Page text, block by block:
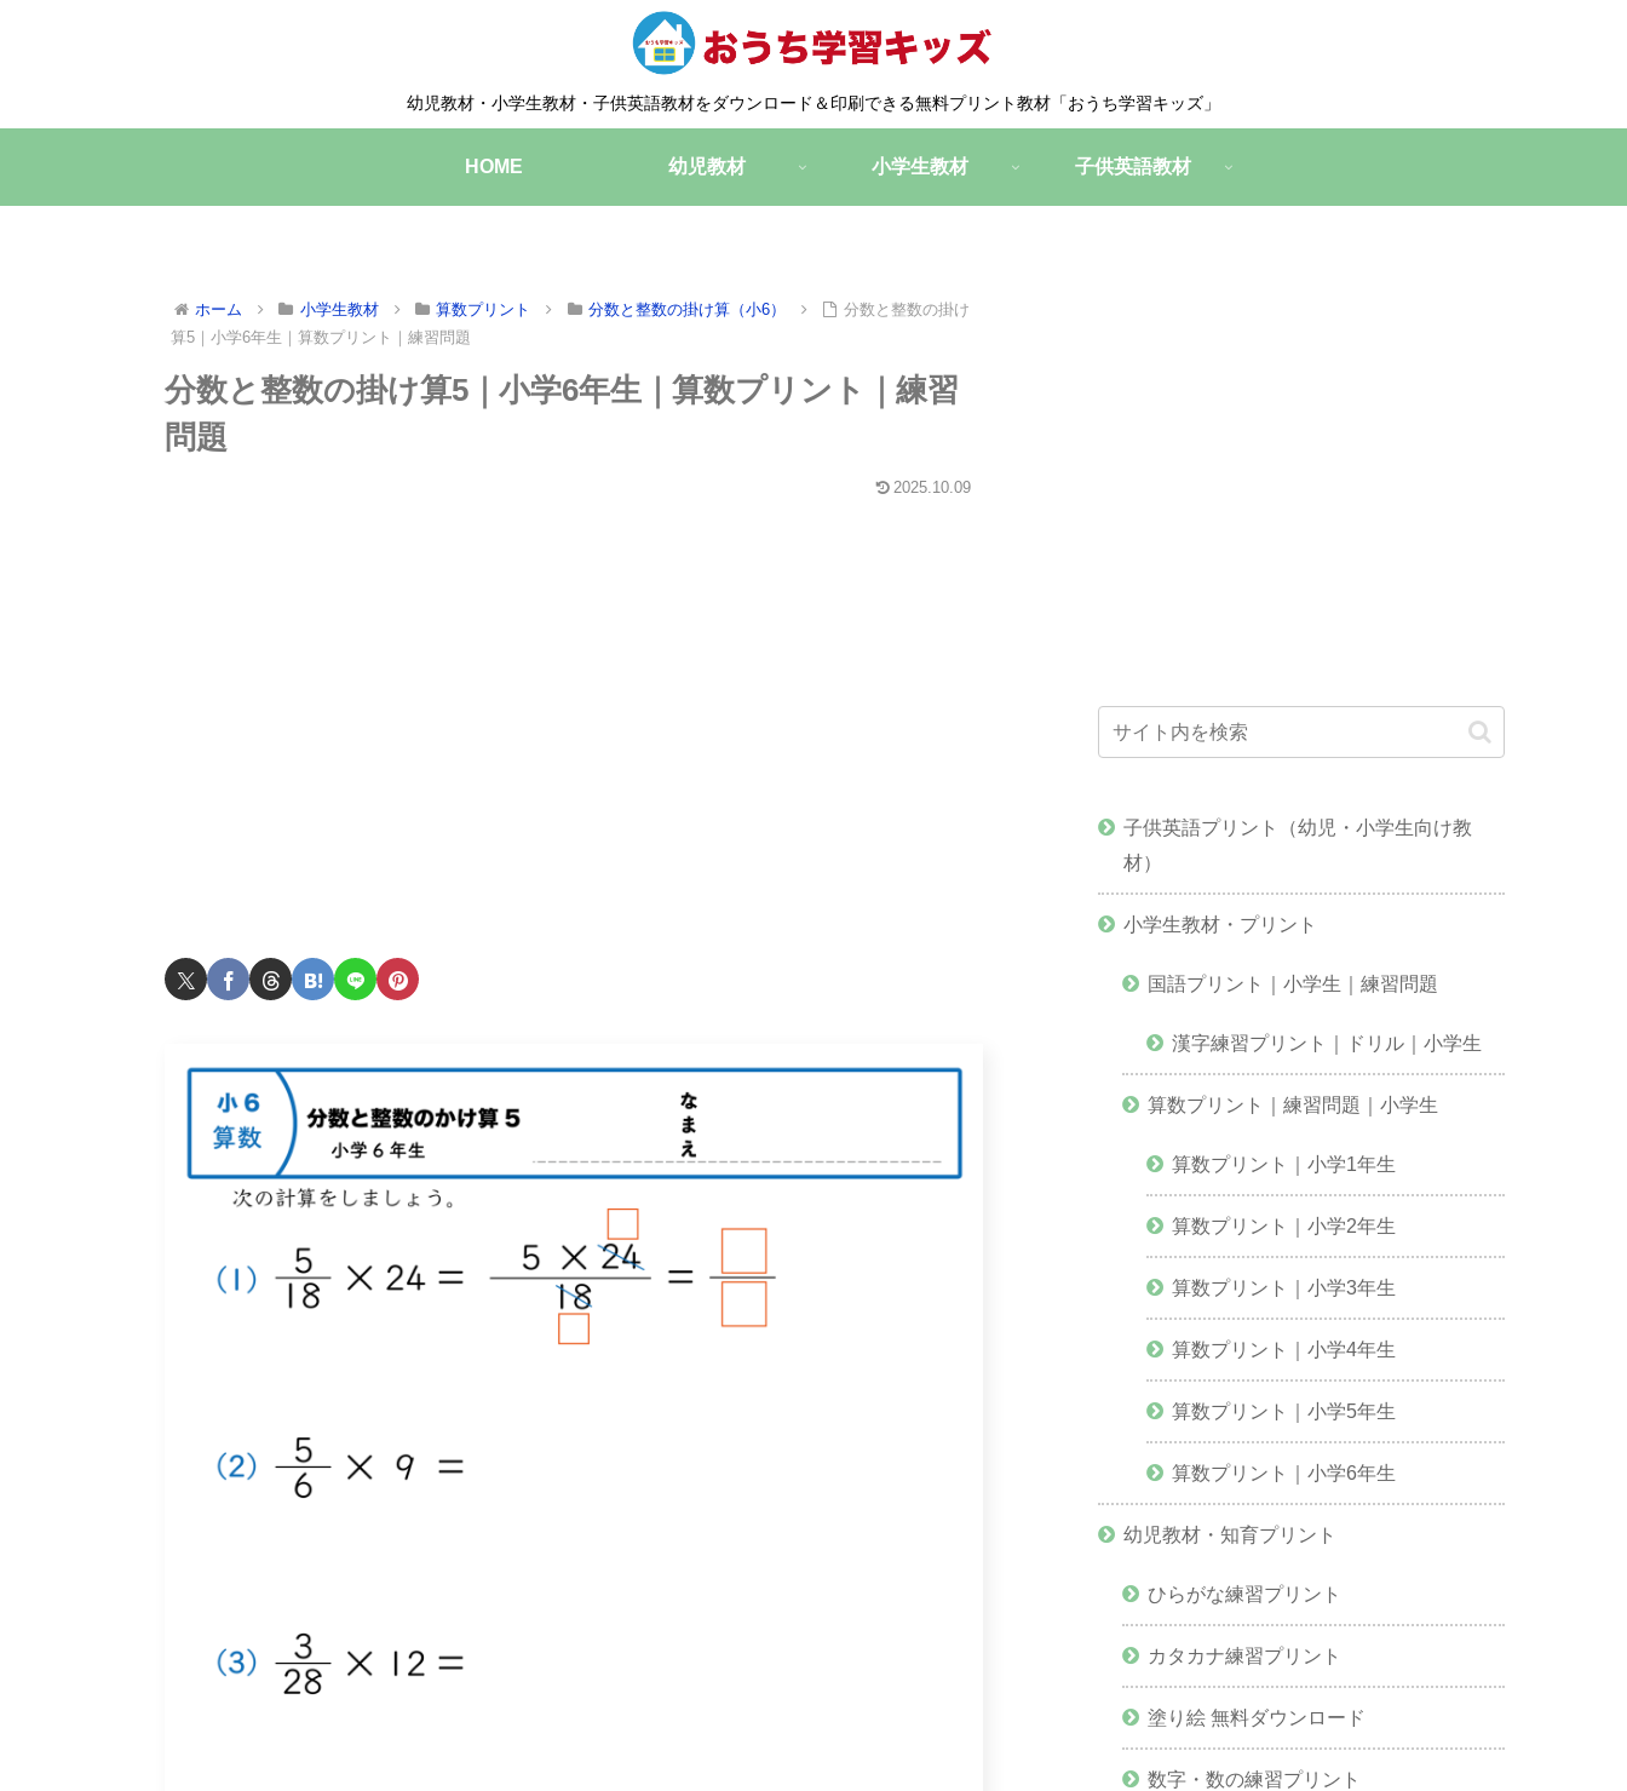
幼児教材・小学生教材・子供英語教材をダウンロード＆印刷できる無料プリント教材「おうち学習キッズ」
HOME 幼児教材 小学生教材 子供英語教材
ホーム 小学生教材 算数プリント 分数と整数の掛け算（小6）
分数と整数の掛け
算5｜小学6年生｜算数プリント｜練習問題
分数と整数の掛け算5｜小学6年生｜算数プリント｜練習
問題
2025.10.09
子供英語プリント（幼児・小学生向け教
材）
小学生教材・プリント
国語プリント｜小学生｜練習問題
漢字練習プリント｜ドリル｜小学生
算数プリント｜練習問題｜小学生
算数プリント｜小学1年生
算数プリント｜小学2年生
算数プリント｜小学3年生
算数プリント｜小学4年生
算数プリント｜小学5年生
算数プリント｜小学6年生
幼児教材・知育プリント
ひらがな練習プリント
カタカナ練習プリント
塗り絵 無料ダウンロード
数字・数の練習プリント